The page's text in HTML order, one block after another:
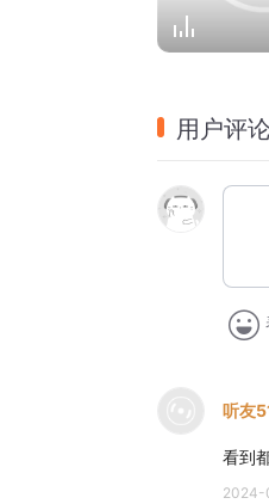
用户评论
听友
看到
2024-